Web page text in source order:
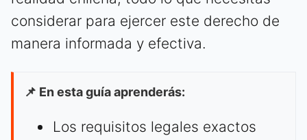
considerar para ejercer este derecho de
manera informada y efectiva.
📌 En esta guía aprenderás:
Los requisitos legales exactos